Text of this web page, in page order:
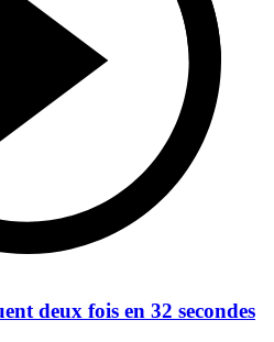
deux fois en 32 secondes